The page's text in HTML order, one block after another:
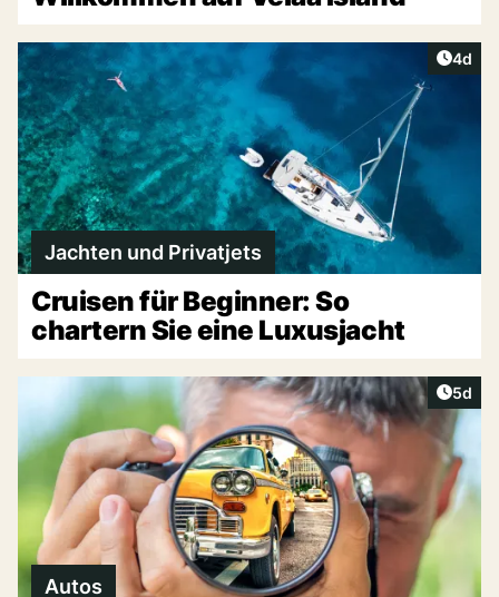
4d
Jachten und Privatjets
Cruisen für Beginner: So
chartern Sie eine Luxusjacht
5d
Autos